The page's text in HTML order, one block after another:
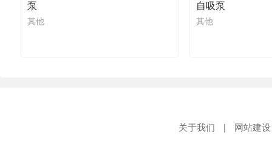
泵
其他
自吸泵
其他
关于我们 | 网站建设